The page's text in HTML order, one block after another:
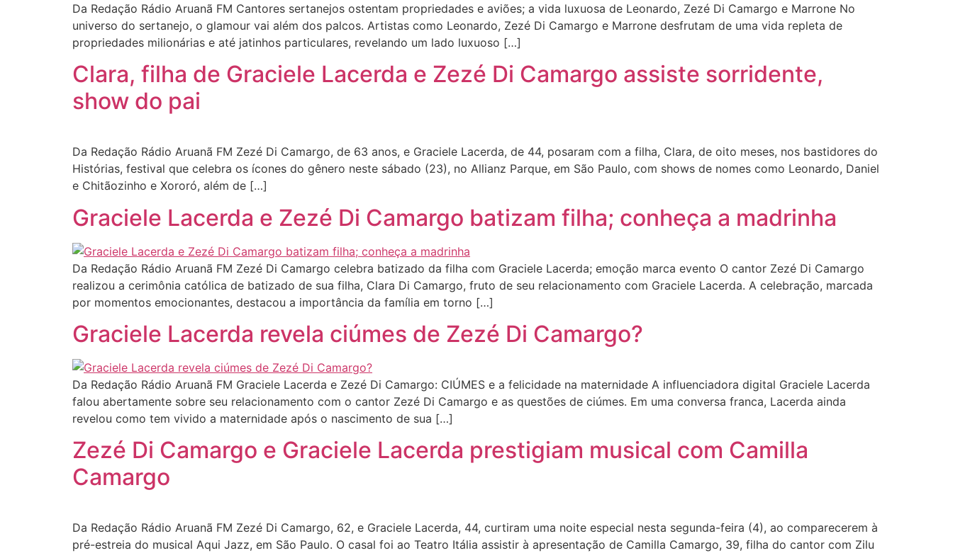
Da Redação Rádio Aruanã FM Cantores sertanejos ostentam propriedades e aviões; a vida luxuosa de Leonardo, Zezé Di Camargo e Marrone No
universo do sertanejo, o glamour vai além dos palcos. Artistas como Leonardo, Zezé Di Camargo e Marrone desfrutam de uma vida repleta de
propriedades milionárias e até jatinhos particulares, revelando um lado luxuoso […]
Clara, filha de Graciele Lacerda e Zezé Di Camargo assiste sorridente,
show do pai
Da Redação Rádio Aruanã FM Zezé Di Camargo, de 63 anos, e Graciele Lacerda, de 44, posaram com a filha, Clara, de oito meses, nos bastidores do
Histórias, festival que celebra os ícones do gênero neste sábado (23), no Allianz Parque, em São Paulo, com shows de nomes como Leonardo, Daniel
e Chitãozinho e Xororó, além de […]
Graciele Lacerda e Zezé Di Camargo batizam filha; conheça a madrinha
Da Redação Rádio Aruanã FM Zezé Di Camargo celebra batizado da filha com Graciele Lacerda; emoção marca evento O cantor Zezé Di Camargo
realizou a cerimônia católica de batizado de sua filha, Clara Di Camargo, fruto de seu relacionamento com Graciele Lacerda. A celebração, marcada
por momentos emocionantes, destacou a importância da família em torno […]
Graciele Lacerda revela ciúmes de Zezé Di Camargo?
Da Redação Rádio Aruanã FM Graciele Lacerda e Zezé Di Camargo: CIÚMES e a felicidade na maternidade A influenciadora digital Graciele Lacerda
falou abertamente sobre seu relacionamento com o cantor Zezé Di Camargo e as questões de ciúmes. Em uma conversa franca, Lacerda ainda
revelou como tem vivido a maternidade após o nascimento de sua […]
Zezé Di Camargo e Graciele Lacerda prestigiam musical com Camilla
Camargo
Da Redação Rádio Aruanã FM Zezé Di Camargo, 62, e Graciele Lacerda, 44, curtiram uma noite especial nesta segunda-feira (4), ao comparecerem à
pré-estreia do musical Aqui Jazz, em São Paulo. O casal foi ao Teatro Itália assistir à apresentação de Camilla Camargo, 39, filha do cantor com Zilu